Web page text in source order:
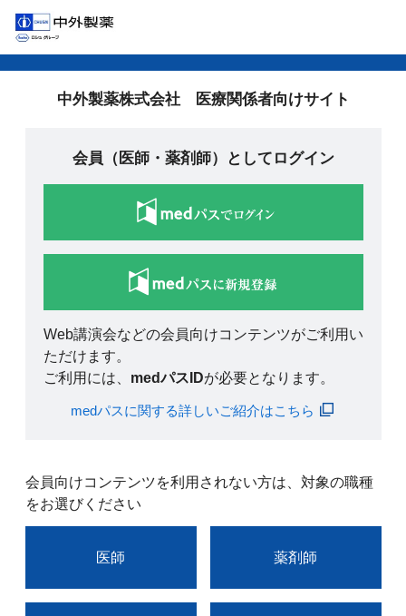
中外製薬株式会社 医療関係者向けサイト
会員（医師・薬剤師）としてログイン
Web講演会などの会員向けコンテンツがご利用い
ただけます。
ご利用には、 medパスIDが必要となります。
medパスに関する詳しいご紹介はこちら
会員向けコンテンツを利用されない方は、対象の職種
をお選びください
医師 薬剤師